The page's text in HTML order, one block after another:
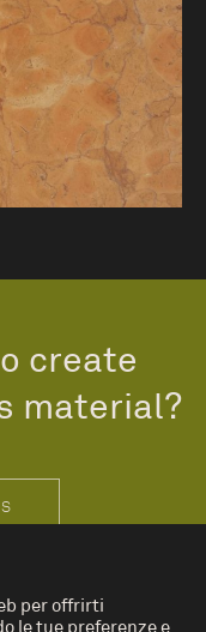
create
material?
per offrirti